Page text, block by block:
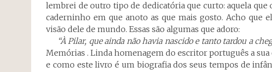
lembrei de outro tipo de dedicatória que curto: aquela
caderninho em que anoto as que mais gosto. Acho que
visão dele de mundo. Essas são algumas que adoro:
“À Pilar, que ainda não havia nascido e tanto tardou a
Memórias . Linda homenagem do escritor português a sua
e como este livro é um biografia dos seus tempos de